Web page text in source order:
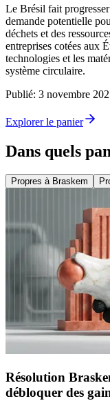
Le Brésil fait
demande potentielle
déchets et des
entreprises cotées aux
technologies et les
système circulaire.
Publié: 3 novembre
Explorer le panier
Dans quels
Propres à Braskem
Résolution
débloquer des